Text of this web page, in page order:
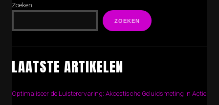
Zoeken
ZOEKEN
LAATSTE ARTIKELEN
Optimaliseer de Luisterervaring: Akoestische Geluidsmeting in Actie